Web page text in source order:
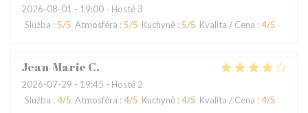
2026-08-01 - 19:00 - Hosté 3
Služba : 5/5 Atmosféra : 5/5 Kuchyně : 5/5 Kvalita / Cena : 4/5
Jean-Marie C
2026-07-29 - 19:45 - Hosté 2
Služba : 4/5 Atmosféra : 4/5 Kuchyně : 4/5 Kvalita / Cena : 4/5